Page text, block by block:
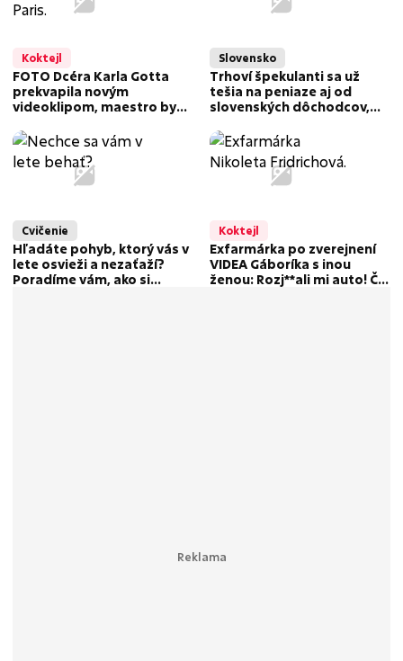
Koktejl
FOTO Dcéra Karla Gotta
prekvapila novým
videoklipom, maestro by
ukázala obrovský talent
priamo v Paríži!
Slovensko
Trhoví špekulanti sa už
tešia na peniaze aj od
slovenských dôchodcov,
odpustky
Cvičenie
Hľadáte pohyb, ktorý vás v
lete osvieži a nezaťaží?
Poradíme vám, ako si
Koktejl
Exfarmárka po zverejnení
VIDEA Gáboríka s inou
ženou: Rozj**ali mi auto! Čo